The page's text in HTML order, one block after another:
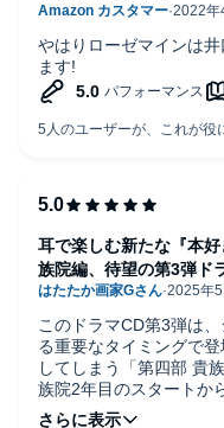
やはりローゼマインは
ます!
このドラマCD第3弾は
る重要なタイミングで
してしまう「第四部 貴
族院2年目のスタートか
なエピソードがたっぷ
耳で楽しむ新たな『本
族院編、待望の第3弾ド